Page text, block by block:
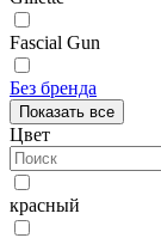
Fascial Gun
Без бренда
Показать все
Цвет
красный